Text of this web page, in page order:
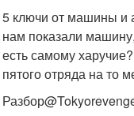
5 ключи от машины и
нам показали
есть самому
пятого отряда на то